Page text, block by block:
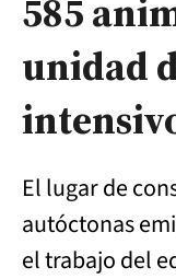
585
unidad
El lugar de
autóctonas
el trabajo del